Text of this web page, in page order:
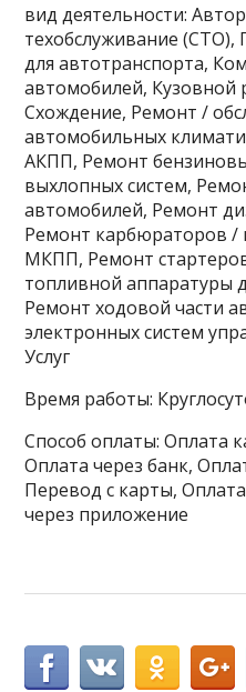
вид деятельности:
техобслуживание (СТО),
для автотранспорта,
автомобилей, Кузовной
Схождение, Ремонт /
автомобильных
АКПП, Ремонт
выхлопных систем,
автомобилей, Ремонт
Ремонт карбюраторов /
МКПП, Ремонт
топливной аппаратуры
Ремонт ходовой части
электронных систем
Услуг
Время работы:
Способ оплаты: Оплата
Оплата через банк,
Перевод с карты,
через приложение